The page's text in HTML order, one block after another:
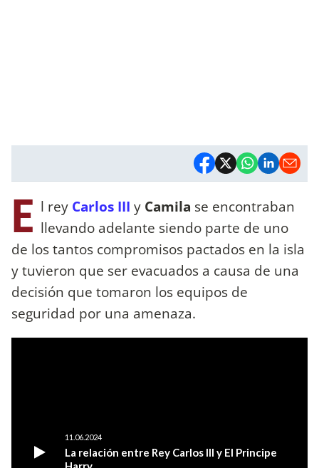
E l rey Carlos III y Camila se encontraban
llevando adelante siendo parte de uno
de los tantos compromisos pactados en la isla
y tuvieron que ser evacuados a causa de una
decisión que tomaron los equipos de
seguridad por una amenaza.